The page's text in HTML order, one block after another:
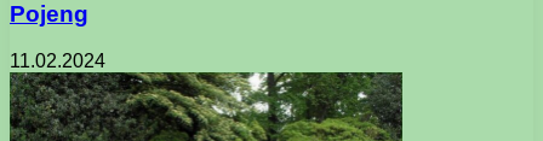
Pojeng
11.02.2024